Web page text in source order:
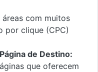
áreas com muitos
por clique (CPC)
de Destino:
que oferecem